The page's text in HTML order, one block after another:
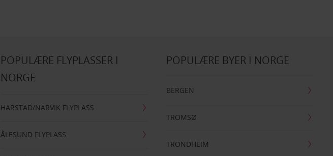
POPULÆRE FLYPLASSER I
NORGE
HARSTAD/NARVIK FLYPLASS
ÅLESUND FLYPLASS
POPULÆRE BYER I NORGE
BERGEN
TROMSØ
TRONDHEIM